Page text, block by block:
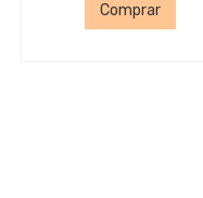
Comprar